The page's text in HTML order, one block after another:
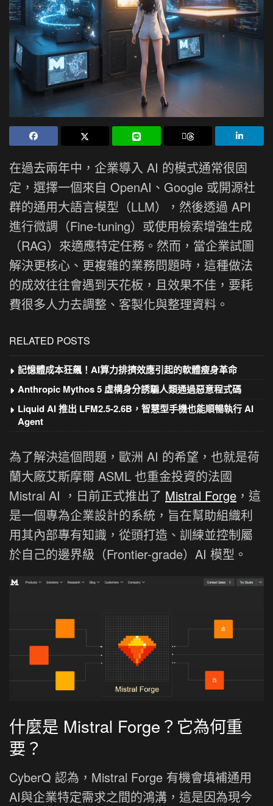
在過去兩年中，企業導入 AI 的模式通常很固
定，選擇一個來自 OpenAI、Google 或開源社
群的通用大語言模型（LLM），然後透過 API
進行微調（Fine-tuning）或使用檢索增強生成
（RAG）來適應特定任務。然而，當企業試圖
解決更核心、更複雜的業務問題時，這種做法
的成效往往會遇到天花板，且效果不佳，要耗
費很多人力去調整、客製化與整理資料。
RELATED POSTS
記憶體成本狂飆！AI算力排擠效應引起的軟體瘦身革命
Anthropic Mythos 5 虛構身分誘騙人類通過惡意程式碼
Liquid AI 推出 LFM2.5-2.6B，智慧型手機也能順暢執行 AI
Agent
為了解決這個問題，歐洲 AI 的希望，也就是荷
蘭大廠艾斯摩爾 ASML 也重金投資的法國
Mistral AI ，日前正式推出了 Mistral Forge ，這
是一個專為企業設計的系統，旨在幫助組織利
用其內部專有知識，從頭打造、訓練並控制屬
於自己的邊界級（Frontier-grade）AI 模型。
什麼是 Mistral Forge？它為何重
要？
CyberQ 認為，Mistral Forge 有機會填補通用
AI與企業特定需求之間的鴻溝，這是因為現今